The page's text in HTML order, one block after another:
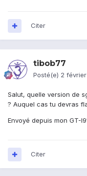
Citer
tibob77
Posté(e) 2 février
Salut, quelle version de
? Auquel cas tu devras
Envoyé depuis mon GT-
Citer